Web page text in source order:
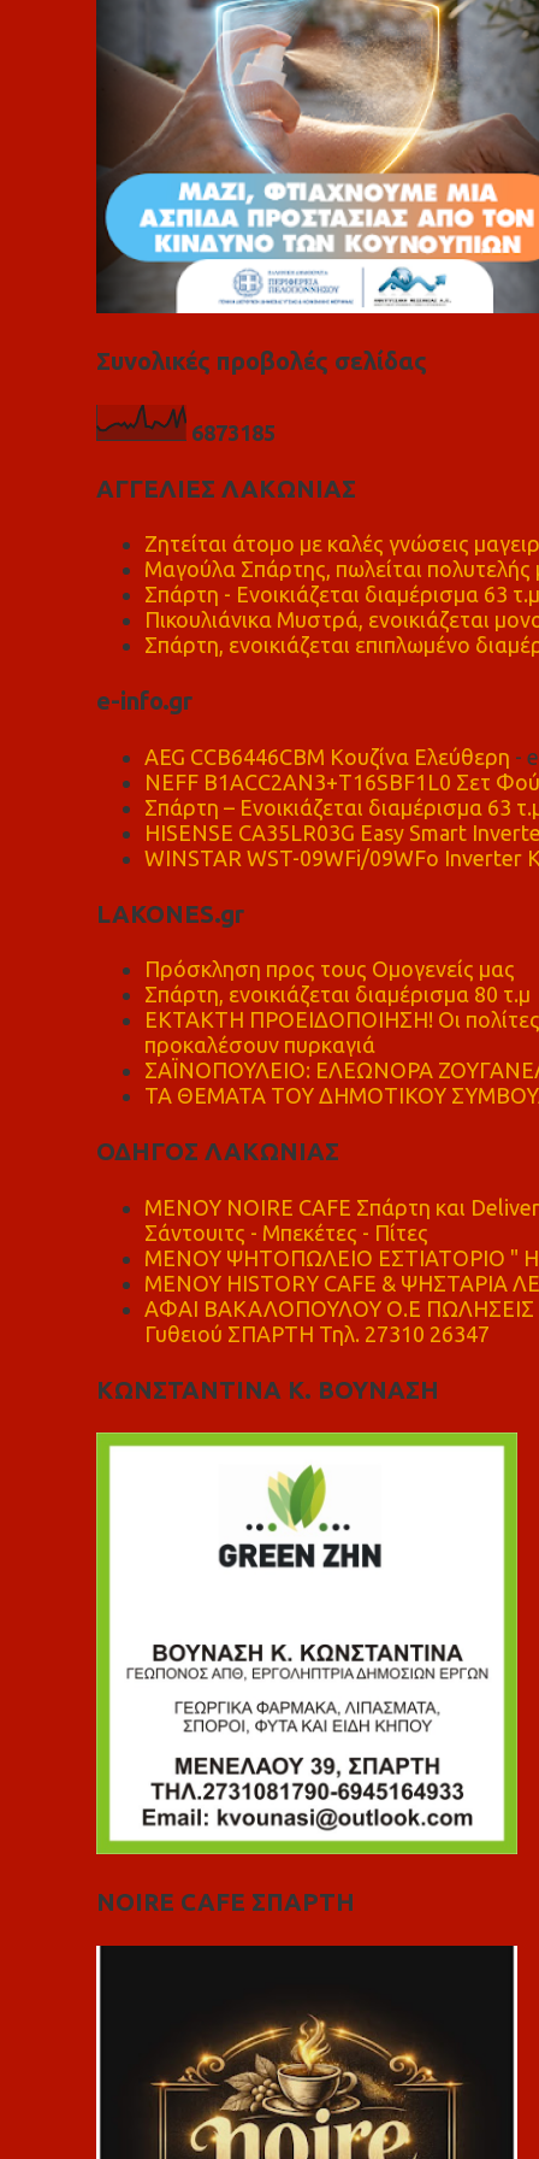
Συνολικές προβολές σελίδας
6873185
ΑΓΓΕΛΙΕΣ ΛΑΚΩΝΙΑΣ
Ζητείται άτομο με καλές γνώσεις
Μαγούλα Σπάρτης, πωλείται πολυτελής
Σπάρτη - Ενοικιάζεται διαμέρισμα 63 τ.μ
Πικουλιάνικα Μυστρά, ενοικιάζεται
Σπάρτη, ενοικιάζεται επιπλωμένο
e-info.gr
AEG CCB6446CBM Κουζίνα Ελεύθερη -
NEFF B1ACC2AN3+T16SBF1L0 Σετ
Σπάρτη – Ενοικιάζεται διαμέρισμα 63
HISENSE CA35LR03G Easy Smart
WINSTAR WST-09WFi/09WFo Inverter
LAKONES.gr
Πρόσκληση προς τους Ομογενείς μας
Σπάρτη, ενοικιάζεται διαμέρισμα 80 τ.μ
ΕΚΤΑΚΤΗ ΠΡΟΕΙΔΟΠΟΙΗΣΗ! Οι πολίτες
προκαλέσουν πυρκαγιά
ΣΑΪΝΟΠΟΥΛΕΙΟ: ΕΛΕΩΝΟΡΑ
ΤΑ ΘΕΜΑΤΑ ΤΟΥ ΔΗΜΟΤΙΚΟΥ
ΟΔΗΓΟΣ ΛΑΚΩΝΙΑΣ
MENOY NOIRE CAFE Σπάρτη και
Σάντουιτς - Μπεκέτες - Πίτες
ΜΕΝΟΥ ΨΗΤΟΠΩΛΕΙΟ ΕΣΤΙΑΤΟΡΙΟ "
ΜΕΝΟΥ HISTORY CAFE & ΨΗΣΤΑΡΙΑ
ΑΦΑΙ ΒΑΚΑΛΟΠΟΥΛΟΥ Ο.Ε ΠΩΛΗΣΕΙΣ
Γυθειού ΣΠΑΡΤΗ Τηλ. 27310 26347
ΚΩΝΣΤΑΝΤΙΝΑ Κ. ΒΟΥΝΑΣΗ
NOIRE CAFE ΣΠΑΡΤΗ